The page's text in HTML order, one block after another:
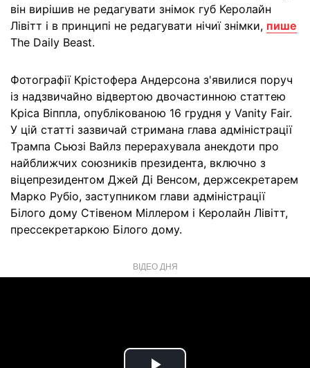
він вирішив не редагувати знімок губ Керолайн
Лівітт і в принципі не редагувати нічиї знімки, пише
The Daily Beast.
Фотографії Крістофера Андерсона з'явилися поруч
із надзвичайно відвертою двочастинною статтею
Кріса Віппла, опублікованою 16 грудня у Vanity Fair.
У цій статті зазвичай стримана глава адміністрації
Трампа Сьюзі Вайлз перерахувала анекдоти про
найближчих союзників президента, включно з
віцепрезидентом Джей Ді Венсом, держсекретарем
Марко Рубіо, заступником глави адміністрації
Білого дому Стівеном Міллером і Керолайн Лівітт,
прессекретаркою Білого дому.
ВІДЕО ДНЯ